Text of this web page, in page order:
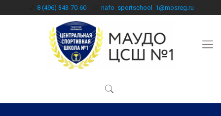
8 (496) 343-70-60 nafo_sportschool_1@mosreg.ru